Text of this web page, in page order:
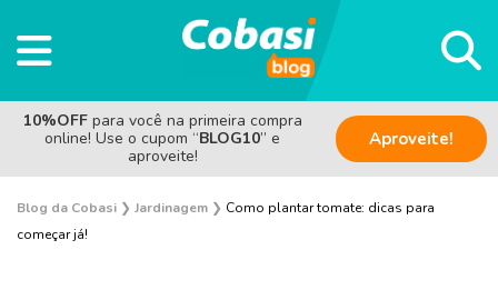
10%OFF para você na primeira compra
online! Use o cupom “BLOG10” e
aproveite!
Aproveite!
Blog da Cobasi ❯ Jardinagem ❯ Como plantar tomate: dicas para
começar já!